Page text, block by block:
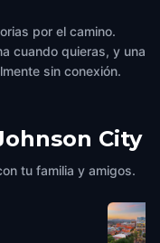
por el camino.
cuando quieras, y una
sin conexión.
City
tu familia y amigos.